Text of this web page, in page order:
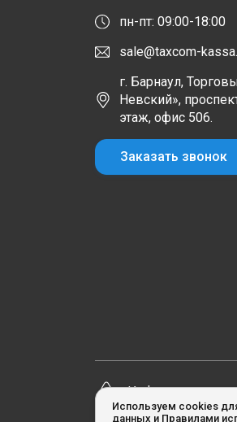
Используем cookies
данных и Правилами
пн-пт: 09:00-18:00
sale@taxcom-
г. Барнаул,
Невский»,
этаж, офис 506.
Заказать звонок
Информация на